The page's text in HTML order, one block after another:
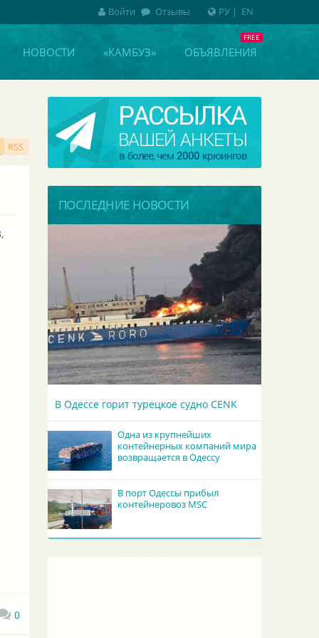
НОВОСТИ «КАМБУЗ» ОБЪЯВЛЕНИЯ
RSS
0
ПОСЛЕДНИЕ НОВОСТИ
В Одессе горит турецкое судно CENK
Одна из крупнейших
контейнерных компаний мира
возвращается в Одессу
В порт Одессы прибыл
контейнеровоз MSC
РУ| EN
Войти Отзывы